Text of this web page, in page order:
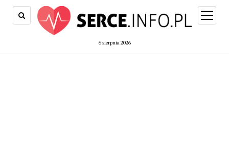
6 sierpnia 2026
open
menu